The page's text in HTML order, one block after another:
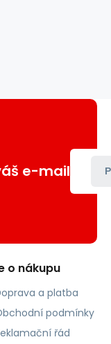
e-mail
o nákupu
a platba
podmínky
řád